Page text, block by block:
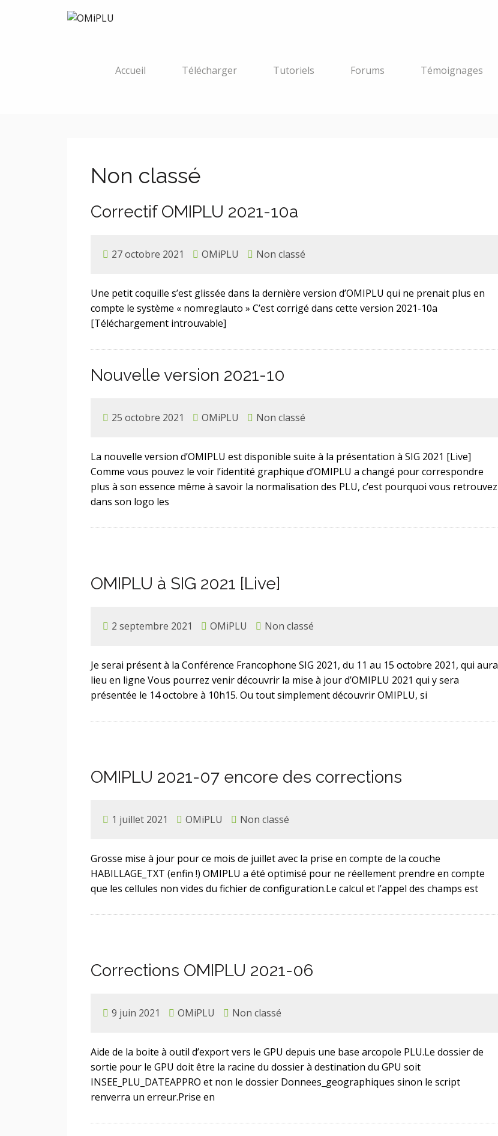
Accueil Télécharger Tutoriels Forums Témoignages
Non classé
Correctif OMIPLU 2021-10a
27 octobre 2021 OMiPLU Non classé
Une petit coquille s’est glissée dans la dernière version d’OMIPLU qui ne prenait plus en
compte le système « nomreglauto » C’est corrigé dans cette version 2021-10a
[Téléchargement introuvable]
Nouvelle version 2021-10
25 octobre 2021 OMiPLU Non classé
La nouvelle version d’OMIPLU est disponible suite à la présentation à SIG 2021 [Live]
Comme vous pouvez le voir l’identité graphique d’OMIPLU a changé pour correspondre
plus à son essence même à savoir la normalisation des PLU, c’est pourquoi vous retrouvez
dans son logo les
OMIPLU à SIG 2021 [Live]
2 septembre 2021 OMiPLU Non classé
Je serai présent à la Conférence Francophone SIG 2021, du 11 au 15 octobre 2021, qui aura
lieu en ligne Vous pourrez venir découvrir la mise à jour d’OMIPLU 2021 qui y sera
présentée le 14 octobre à 10h15. Ou tout simplement découvrir OMIPLU, si
OMIPLU 2021-07 encore des corrections
1 juillet 2021 OMiPLU Non classé
Grosse mise à jour pour ce mois de juillet avec la prise en compte de la couche
HABILLAGE_TXT (enfin !) OMIPLU a été optimisé pour ne réellement prendre en compte
que les cellules non vides du fichier de configuration.Le calcul et l’appel des champs est
Corrections OMIPLU 2021-06
9 juin 2021 OMiPLU Non classé
Aide de la boite à outil d’export vers le GPU depuis une base arcopole PLU.Le dossier de
sortie pour le GPU doit être la racine du dossier à destination du GPU soit
INSEE_PLU_DATEAPPRO et non le dossier Donnees_geographiques sinon le script
renverra un erreur.Prise en